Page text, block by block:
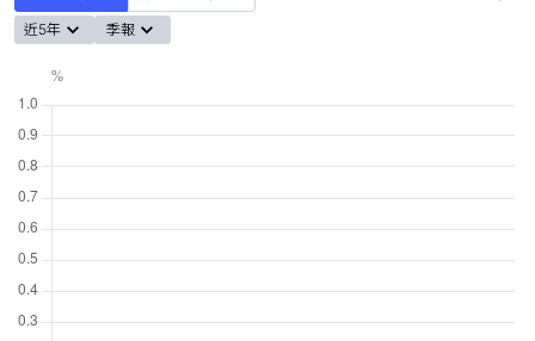
近5年
季報